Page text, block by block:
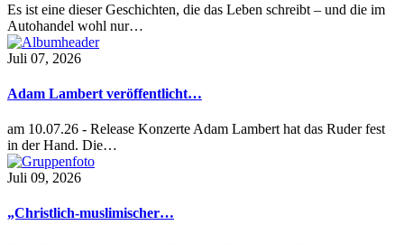
Es ist eine dieser Geschichten, die das Leben schreibt – und die im
Autohandel wohl nur…
Juli 07, 2026
Adam Lambert veröffentlicht…
am 10.07.26 - Release Konzerte Adam Lambert hat das Ruder fest
in der Hand. Die…
Juli 09, 2026
„Christlich-muslimischer…